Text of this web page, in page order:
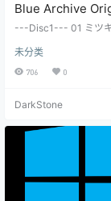
Blue Archive
Soundtrack Vol.4
[WEB-
---Disc1--- 01 ミツ
oad 03 ミツキヨ -
KARUT - Let me
ミツキヨ - Virtual
未分类
706 0
DarkStone